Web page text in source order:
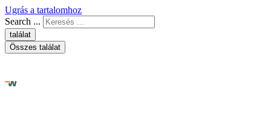
Ugrás a tartalomhoz
Search ...
találat
Összes találat